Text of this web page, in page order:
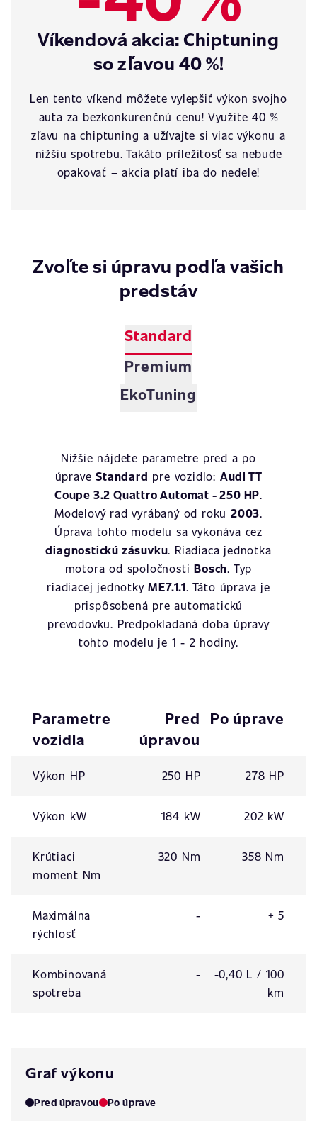
Víkendová akcia: Chiptuning
so zľavou 40 %!
Len tento víkend môžete vylepšiť výkon svojho
auta za bezkonkurenčnú cenu! Využite 40 %
zľavu na chiptuning a užívajte si viac výkonu a
nižšiu spotrebu. Takáto príležitosť sa nebude
opakovať – akcia platí iba do nedele!
Zvoľte si úpravu podľa vašich
predstáv
Standard
Premium
EkoTuning
Nižšie nájdete parametre pred a po
úpraveStandard pre vozidlo: Audi TT
Coupe 3.2 Quattro Automat - 250 HP.
Modelový rad vyrábaný od roku 2003.
Úprava tohto modelu sa vykonáva cez
diagnostickú zásuvku. Riadiaca jednotka
motora od spoločnostiBosch. Typ
riadiacej jednotkyME7.1.1. Táto úprava je
prispôsobená pre automatickú
prevodovku. Predpokladaná doba úpravy
tohto modelu je 1 - 2 hodiny.
Parametre
vozidla
Pred
úpravou
Po úprave
Výkon HP 250 HP 278 HP
Výkon kW 184 kW 202 kW
Krútiaci
moment Nm
320 Nm 358 Nm
Maximálna
rýchlosť
- + 5
Kombinovaná
spotreba
-
-0,40 L / 100
km
Graf výkonu
Pred úpravou Po úprave